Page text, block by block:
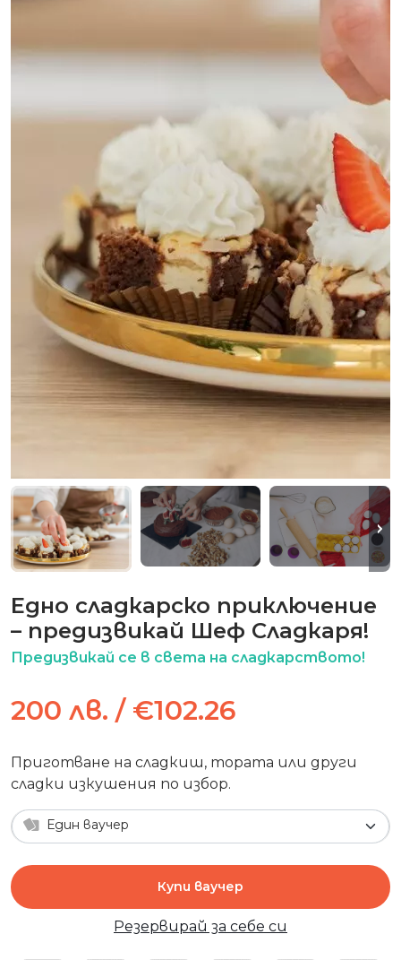
Едно сладкарско приключение
– предизвикай Шеф Сладкаря!
Предизвикай се в света на сладкарството!
200 лв. / €102.26
Приготване на сладкиш, тората или други
сладки изкушения по избор.
Един ваучер
Купи ваучер
Резервирай за себе си